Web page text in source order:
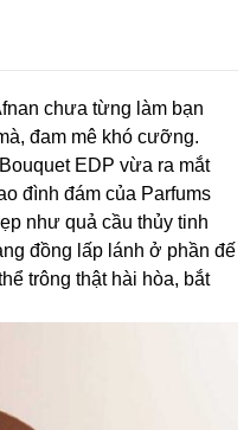
chưa từng làm bạn
đam mê khó cưỡng.
EDP vừa ra mắt
đình đám của Parfums
như quả cầu thủy tinh
đồng lấp lánh ở phần đế
trông thật hài hòa, bắt